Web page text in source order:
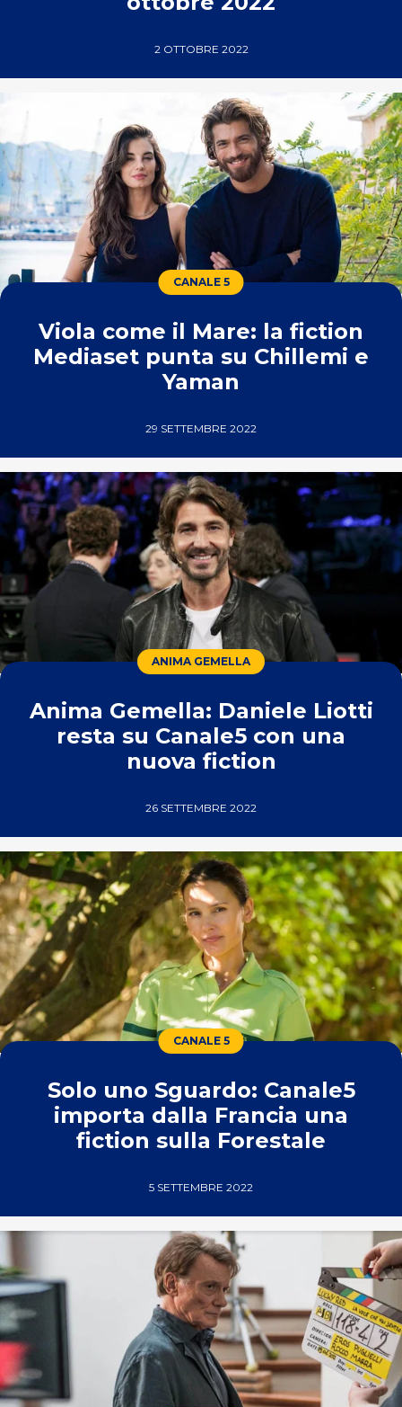
2 OTTOBRE 2022
CANALE 5
Viola come il Mare: la fiction
Mediaset punta su Chillemi e
Yaman
29 SETTEMBRE 2022
ANIMA GEMELLA
Anima Gemella: Daniele Liotti
resta su Canale5 con una
nuova fiction
26 SETTEMBRE 2022
CANALE 5
Solo uno Sguardo: Canale5
importa dalla Francia una
fiction sulla Forestale
5 SETTEMBRE 2022